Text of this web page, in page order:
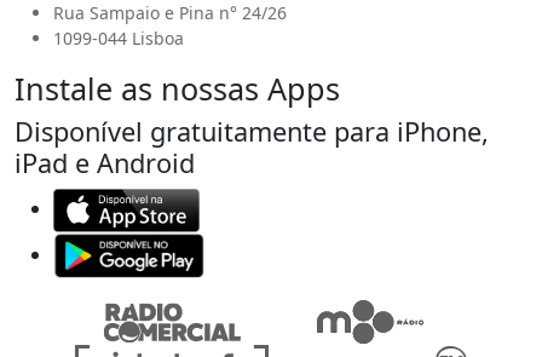
Rua Sampaio e Pina n° 24/26
1099-044 Lisboa
Instale as nossas Apps
Disponível gratuitamente para iPhone,
iPad e Android